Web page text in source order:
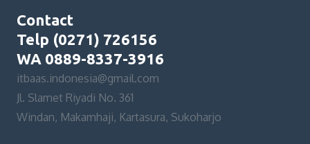
Contact
Telp (0271) 726156
WA 0889-8337-3916
itbaas.indonesia@gmail.com
Jl. Slamet Riyadi No. 361
Windan, Makamhaji, Kartasura, Sukoharjo